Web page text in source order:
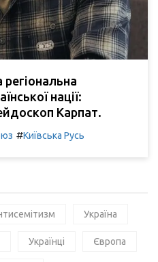
регіональна
нації:
Карпат.
#Київська Русь
Україна
Українці Європа